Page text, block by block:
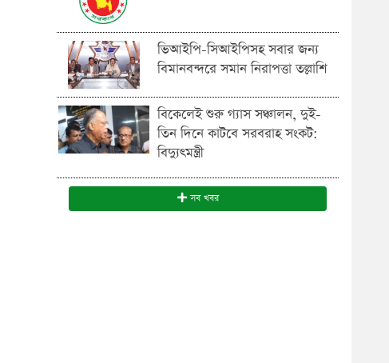
ভিআইপি-সিআইপিসহ সবার জন্য
বিমানবন্দরে সমান নিরাপত্তা তল্লাশি
বিকেলেই শুরু গ্যাস সঞ্চালন, দুই-
তিন দিনে কাটবে সরবরাহ সংকট:
বিদ্যুৎমন্ত্রী
সব খবর